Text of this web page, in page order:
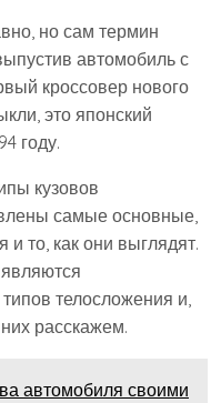
но сам термин
автомобиль с
кроссовер нового
это японский
году.
кузовов
самые основные,
и то, как они выглядят.
телосложения и,
расскажем.
автомобиля своими